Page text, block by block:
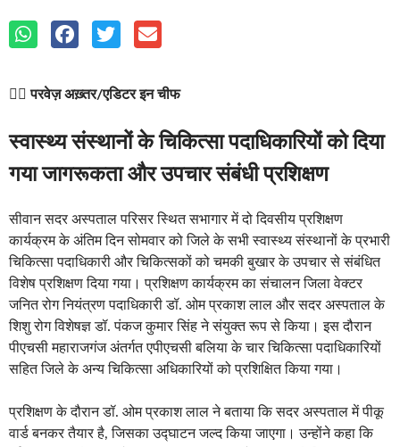
✍🏽परवेज़ अख़्तर/एडिटर इन चीफ
स्वास्थ्य संस्थानों के चिकित्सा पदाधिकारियों को दिया
गया जागरूकता और उपचार संबंधी प्रशिक्षण
सीवान सदर अस्पताल परिसर स्थित सभागार में दो दिवसीय प्रशिक्षण
कार्यक्रम के अंतिम दिन सोमवार को जिले के सभी स्वास्थ्य संस्थानों के प्रभारी
चिकित्सा पदाधिकारी और चिकित्सकों को चमकी बुखार के उपचार से संबंधित
विशेष प्रशिक्षण दिया गया। प्रशिक्षण कार्यक्रम का संचालन जिला वेक्टर
जनित रोग नियंत्रण पदाधिकारी डॉ. ओम प्रकाश लाल और सदर अस्पताल के
शिशु रोग विशेषज्ञ डॉ. पंकज कुमार सिंह ने संयुक्त रूप से किया। इस दौरान
पीएचसी महाराजगंज अंतर्गत एपीएचसी बलिया के चार चिकित्सा पदाधिकारियों
सहित जिले के अन्य चिकित्सा अधिकारियों को प्रशिक्षित किया गया।
प्रशिक्षण के दौरान डॉ. ओम प्रकाश लाल ने बताया कि सदर अस्पताल में पीकू
वार्ड बनकर तैयार है, जिसका उद्घाटन जल्द किया जाएगा। उन्होंने कहा कि